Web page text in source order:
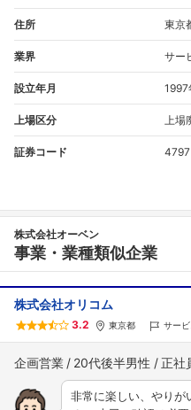
住所 東京
業界 サー
設立年月 1997
上場区分 上場
証券コード 4797
株式会社オーベン
事業・業種類似企業
株式会社オリコム
3.2 東京都 サー
企画営業 20代後半男性 正社
非常に楽しい、やりが